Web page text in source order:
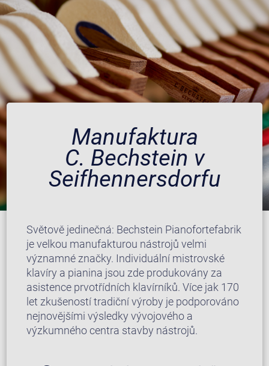
Manufaktura
C. Bechstein v
Seifhennersdorfu
Světově jedinečná: Bechstein Pianofortefabrik
je velkou manufakturou nástrojů velmi
významné značky. Individuální mistrovské
klavíry a pianina jsou zde produkovány za
asistence prvotřídních klavírníků. Více jak 170
let zkušeností tradiční výroby je podporováno
nejnovějšími výsledky vývojového a
výzkumného centra stavby nástrojů.